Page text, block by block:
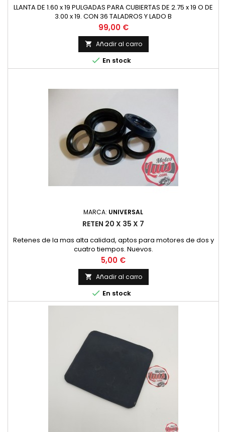
LLANTA DE 1.60 x 19 PULGADAS PARA CUBIERTAS DE 2.75 x 19 O DE
3.00 x 19. CON 36 TALADROS Y LADO B
Precio
99,00 €
 Añadir al carro
 En stock
MARCA: UNIVERSAL
RETEN 20 X 35 X 7
Retenes de la mas alta calidad, aptos para motores de dos y
cuatro tiempos. Nuevos.
Precio
5,00 €
 Añadir al carro
 En stock